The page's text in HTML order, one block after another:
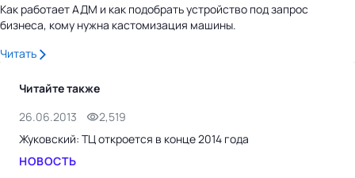
Как работает АДМ и как подобрать устройство под запрос
бизнеса, кому нужна кастомизация машины.
Читать
Читайте также
26.06.2013
2,519
Жуковский: ТЦ откроется в конце 2014 года
НОВОСТЬ